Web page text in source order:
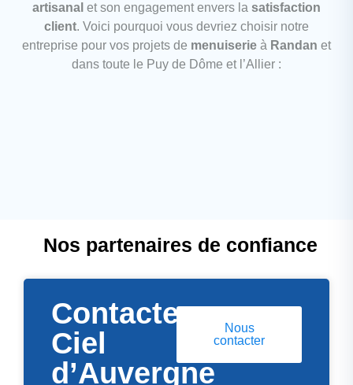
artisanal et son engagement envers la satisfaction
client. Voici pourquoi vous devriez choisir notre
entreprise pour vos projets de menuiserie à Randan et
dans toute le Puy de Dôme et l’Allier :
Nos partenaires de confiance
Contactez
Ciel
d’Auvergne
Nous
contacter